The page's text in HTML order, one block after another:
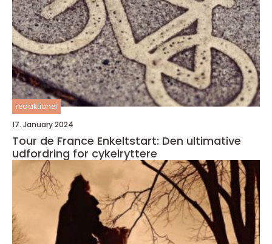
redaktionel
17. January 2024
Tour de France Enkeltstart: Den ultimative
udfordring for cykelryttere